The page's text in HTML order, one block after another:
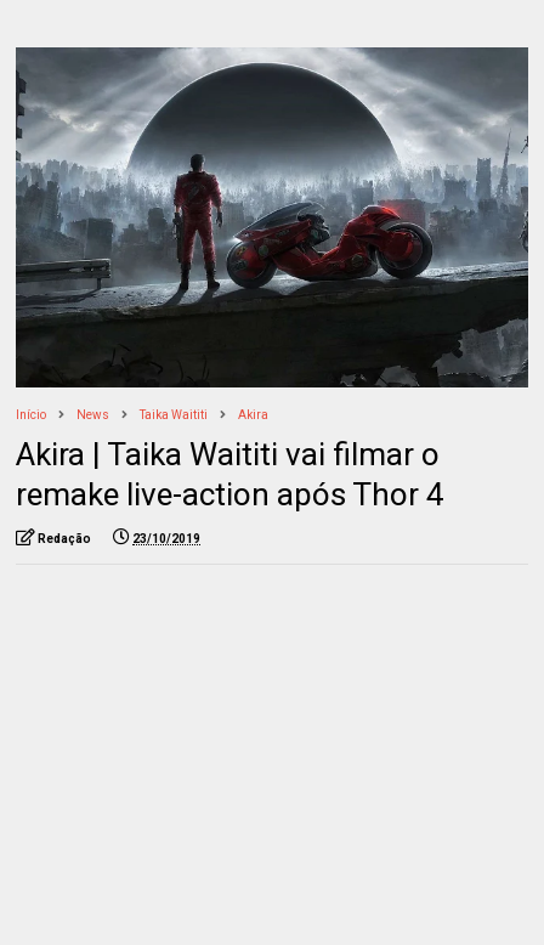
Início News Taika Waititi Akira
Akira | Taika Waititi vai filmar o
remake live-action após Thor 4
Redação 23/10/2019